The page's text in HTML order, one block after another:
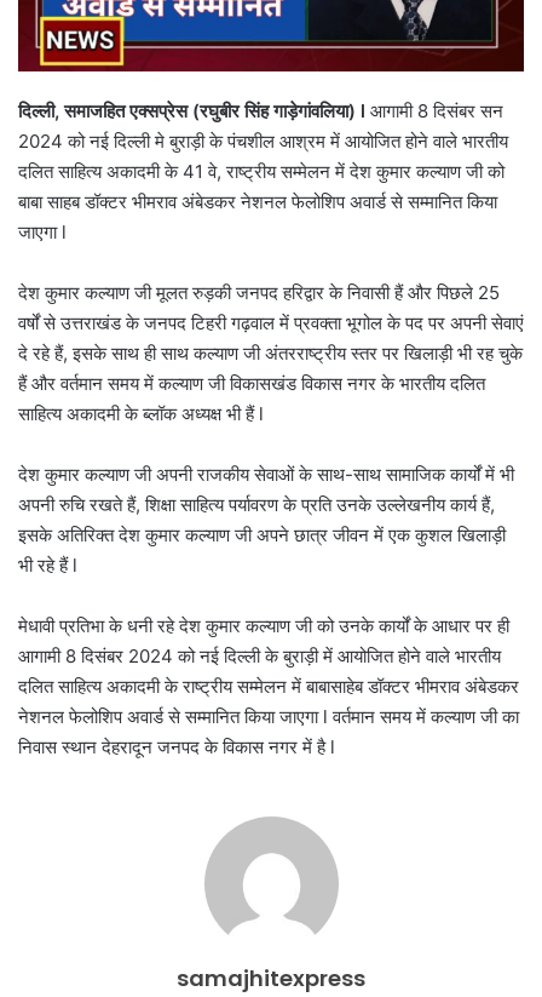
दिल्ली, समाजहित एक्सप्रेस (रघुबीर सिंह गाड़ेगांवलिया) l आगामी 8 दिसंबर सन
2024 को नई दिल्ली मे बुराड़ी के पंचशील आश्रम में आयोजित होने वाले भारतीय
दलित साहित्य अकादमी के 41 वे, राष्ट्रीय सम्मेलन में देश कुमार कल्याण जी को
बाबा साहब डॉक्टर भीमराव अंबेडकर नेशनल फेलोशिप अवार्ड से सम्मानित किया
जाएगा l
देश कुमार कल्याण जी मूलत रुड़की जनपद हरिद्वार के निवासी हैं और पिछले 25
वर्षों से उत्तराखंड के जनपद टिहरी गढ़वाल में प्रवक्ता भूगोल के पद पर अपनी सेवाएं
दे रहे हैं, इसके साथ ही साथ कल्याण जी अंतरराष्ट्रीय स्तर पर खिलाड़ी भी रह चुके
हैं और वर्तमान समय में कल्याण जी विकासखंड विकास नगर के भारतीय दलित
साहित्य अकादमी के ब्लॉक अध्यक्ष भी हैं l
देश कुमार कल्याण जी अपनी राजकीय सेवाओं के साथ-साथ सामाजिक कार्यों में भी
अपनी रुचि रखते हैं, शिक्षा साहित्य पर्यावरण के प्रति उनके उल्लेखनीय कार्य हैं,
इसके अतिरिक्त देश कुमार कल्याण जी अपने छात्र जीवन में एक कुशल खिलाड़ी
भी रहे हैं l
मेधावी प्रतिभा के धनी रहे देश कुमार कल्याण जी को उनके कार्यों के आधार पर ही
आगामी 8 दिसंबर 2024 को नई दिल्ली के बुराड़ी में आयोजित होने वाले भारतीय
दलित साहित्य अकादमी के राष्ट्रीय सम्मेलन में बाबासाहेब डॉक्टर भीमराव अंबेडकर
नेशनल फेलोशिप अवार्ड से सम्मानित किया जाएगा l वर्तमान समय में कल्याण जी का
निवास स्थान देहरादून जनपद के विकास नगर में है l
samajhitexpress